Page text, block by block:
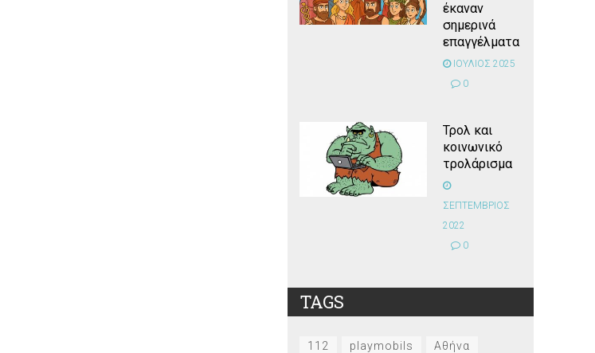
έκαναν
σημερινά
επαγγέλματα
ΙΟΥΛΙΟΣ 2025
0
Τρολ και
κοινωνικό
τρολάρισμα
ΣΕΠΤΕΜΒΡΙΟΣ
2022
0
TAGS
112 playmobils
Αθήνα